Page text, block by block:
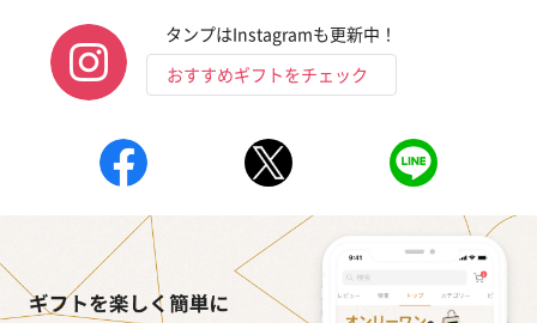
花束ハンドタオル（ピ
ンク）（1,760円）
花束ハンドタオル（ブ
ルー）（1,760円）
花束ハンドタ
ワイト）（
タンプはInstagramも更新中！
おすすめギフトをチェック